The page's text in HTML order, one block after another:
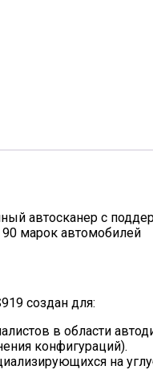
автосканер с
марок автомобилей
создан для:
в области
конфигураций).
на